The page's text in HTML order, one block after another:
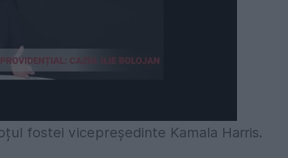
fostei vicepreședinte Kamala Harris.